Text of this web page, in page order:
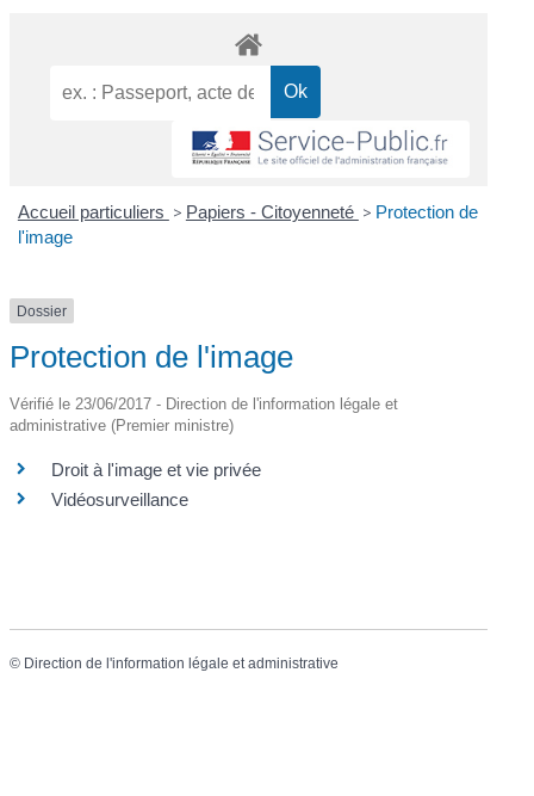
Accueil particuliers > Papiers - Citoyenneté > Protection de
l'image
Dossier
Protection de l'image
Vérifié le 23/06/2017 - Direction de l'information légale et
administrative (Premier ministre)
Droit à l'image et vie privée
Vidéosurveillance
© Direction de l'information légale et administrative